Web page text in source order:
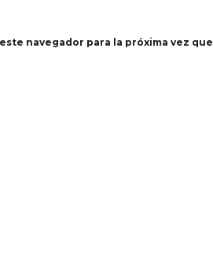
navegador para la próxima vez